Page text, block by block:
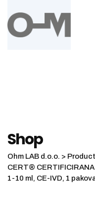
content
Shop
Ohm LAB d.o.o. >
CERT®
1-10 ml, CE-IVD, 1